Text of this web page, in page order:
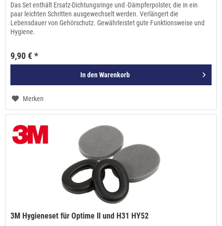
Das Set enthält Ersatz-Dichtungsringe und -Dämpferpolster, die in ein
paar leichten Schritten ausgewechselt werden. Verlängert die
Lebensdauer von Gehörschutz. Gewährleistet gute Funktionsweise und
Hygiene.
9,90 € *
In denWarenkorb
Merken
3M Hygieneset für Optime II und H31 HY52